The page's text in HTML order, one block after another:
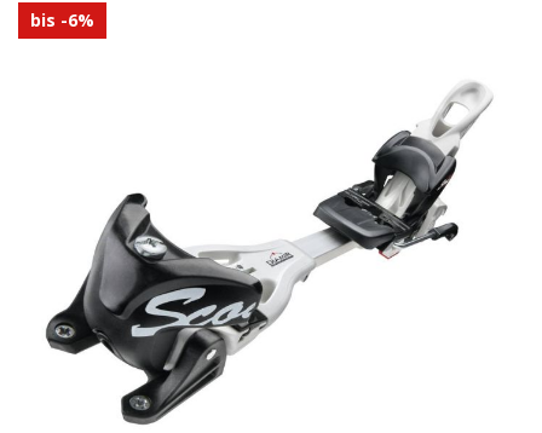
Inhalt
Zum
Ende
bis -6%